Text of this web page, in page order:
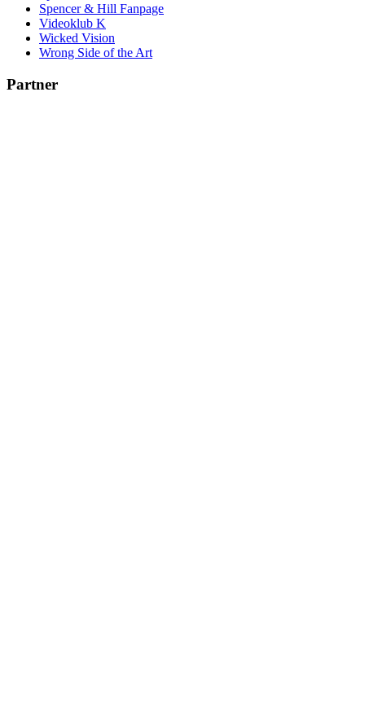
Spencer & Hill Fanpage
Videoklub K
Wicked Vision
Wrong Side of the Art
Partner